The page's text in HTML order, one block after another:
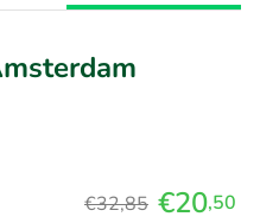
€32,85 €20,50